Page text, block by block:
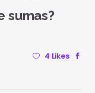
sumas?
4 Likes